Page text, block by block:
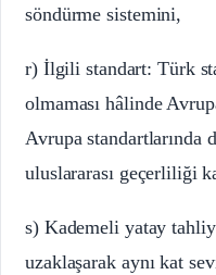
söndürme sistemini,
r) İlgili standart: Türk
olmaması hâlinde
Avrupa standartlarında
uluslararası geçerliliği
s) Kademeli yatay
uzaklaşarak aynı kat